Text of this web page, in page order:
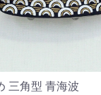
三角型 青海波